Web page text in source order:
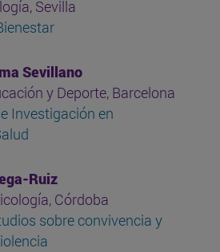
Sevilla
Sevillano
y Deporte, Barcelona
Investigación en
Ruiz
Córdoba
sobre convivencia y